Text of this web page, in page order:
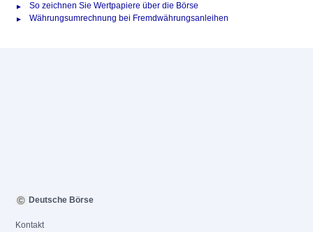
So zeichnen Sie Wertpapiere über die Börse
Währungsumrechnung bei Fremdwährungsanleihen
Deutsche Börse
Kontakt